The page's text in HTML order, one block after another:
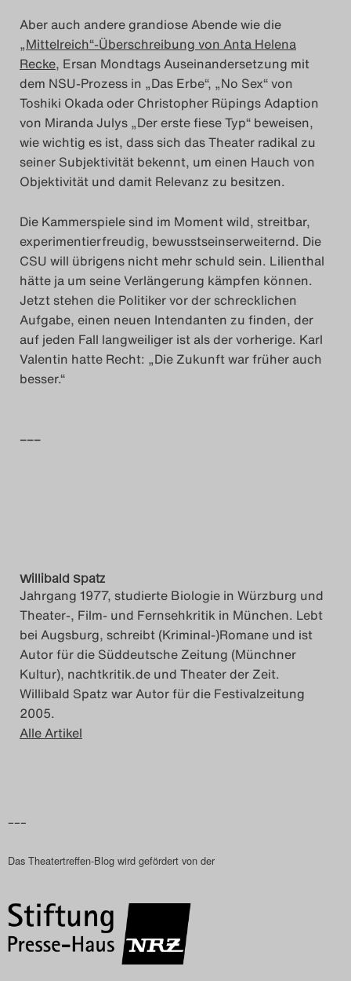
Aber auch andere grandiose Abende wie die
„Mittelreich“-Überschreibung von Anta Helena
Recke, Ersan Mondtags Auseinandersetzung mit
dem NSU-Prozess in „Das Erbe“, „No Sex“ von
Toshiki Okada oder Christopher Rüpings Adaption
von Miranda Julys „Der erste fiese Typ“ beweisen,
wie wichtig es ist, dass sich das Theater radikal zu
seiner Subjektivität bekennt, um einen Hauch von
Objektivität und damit Relevanz zu besitzen.
Die Kammerspiele sind im Moment wild, streitbar,
experimentierfreudig, bewusstseinserweiternd. Die
CSU will übrigens nicht mehr schuld sein. Lilienthal
hätte ja um seine Verlängerung kämpfen können.
Jetzt stehen die Politiker vor der schrecklichen
Aufgabe, einen neuen Intendanten zu finden, der
auf jeden Fall langweiliger ist als der vorherige. Karl
Valentin hatte Recht: „Die Zukunft war früher auch
besser.“
–––
Willibald Spatz
Jahrgang 1977, studierte Biologie in Würzburg und
Theater-, Film- und Fernsehkritik in München. Lebt
bei Augsburg, schreibt (Kriminal-)Romane und ist
Autor für die Süddeutsche Zeitung (Münchner
Kultur), nachtkritik.de und Theater der Zeit.
Willibald Spatz war Autor für die Festivalzeitung
2005.
Alle Artikel
–––
Das Theatertreffen-Blog wird gefördert von der